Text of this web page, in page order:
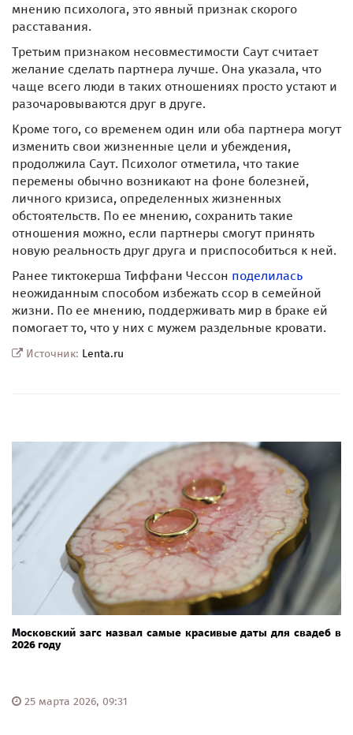
мнению психолога, это явный признак скорого
расставания.
Третьим признаком несовместимости Саут считает
желание сделать партнера лучше. Она указала, что
чаще всего люди в таких отношениях просто устают и
разочаровываются друг в друге.
Кроме того, со временем один или оба партнера могут
изменить свои жизненные цели и убеждения,
продолжила Саут. Психолог отметила, что такие
перемены обычно возникают на фоне болезней,
личного кризиса, определенных жизненных
обстоятельств. По ее мнению, сохранить такие
отношения можно, если партнеры смогут принять
новую реальность друг друга и приспособиться к ней.
Ранее тиктокерша Тиффани Чессон поделилась
неожиданным способом избежать ссор в семейной
жизни. По ее мнению, поддерживать мир в браке ей
помогает то, что у них с мужем раздельные кровати.
Источник: Lenta.ru
Московский загс назвал самые красивые даты для свадеб в
2026 году
25 марта 2026, 09:31